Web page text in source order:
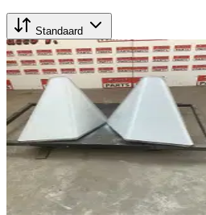
Standaard